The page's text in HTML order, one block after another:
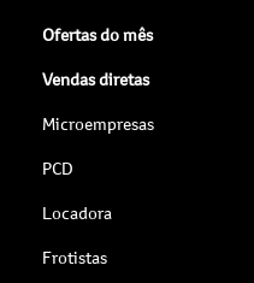
Ofertas do mês
Vendas diretas
Microempresas
PCD
Locadora
Frotistas